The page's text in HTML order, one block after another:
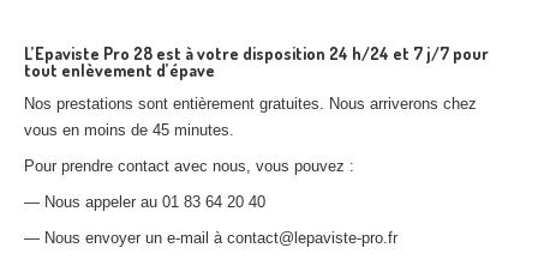
L’Epaviste Pro 28 est à votre disposition 24 h/24 et 7 j/7 pour
tout enlèvement d’épave
Nos prestations sont entièrement gratuites. Nous arriverons chez
vous en moins de 45 minutes.
Pour prendre contact avec nous, vous pouvez :
— Nous appeler au 01 83 64 20 40
— Nous envoyer un e-mail à contact@lepaviste-pro.fr